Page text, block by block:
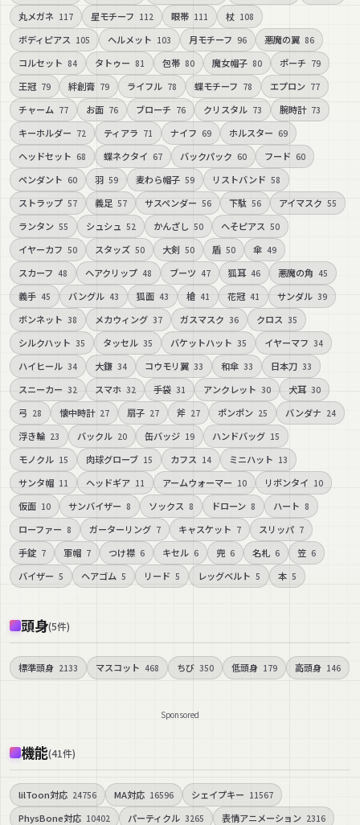
丸メガネ 117 星モチーフ 112 眼帯 111 杖 108
ボディピアス 105 ヘルメット 103 月モチーフ 96 悪魔の翼 86
コルセット 84 タトゥー 81 包帯 80 魔女帽子 80 ポーチ 79
王冠 79 絆創膏 79 ライフル 78 蝶モチーフ 78 エプロン 77
チャーム 77 お面 76 ブローチ 76 クリスタル 73 腕時計 73
キーホルダー 72 ティアラ 71 ナイフ 69 ホルスター 69
ヘッドセット 68 蝶ネクタイ 67 バックパック 60 フード 60
ペンダント 60 羽 59 麦わら帽子 59 リストバンド 58
ストラップ 57 義足 57 サスペンダー 56 下駄 56 アイマスク 55
ランタン 55 シュシュ 52 かんざし 50 へそピアス 50
イヤーカフ 50 スタッズ 50 大剣 50 盾 50 傘 49
スカーフ 48 ヘアクリップ 48 ブーツ 47 狐耳 46 悪魔の角 45
義手 45 バングル 43 狐面 43 槍 41 花冠 41 サンダル 39
ボンネット 38 メカウィング 37 ガスマスク 36 クロス 35
シルクハット 35 タッセル 35 バケットハット 35 イヤーマフ 34
ハイヒール 34 大鎌 34 コウモリ翼 33 和傘 33 日本刀 33
スニーカー 32 スマホ 32 手袋 31 アンクレット 30 犬耳 30
弓 28 懐中時計 27 扇子 27 斧 27 ポンポン 25 バンダナ 24
浮き輪 23 バックル 20 缶バッジ 19 ハンドバッグ 15
モノクル 15 肉球グローブ 15 カフス 14 ミニハット 13
サンタ帽 11 ヘッドギア 11 アームウォーマー 10 リボンタイ 10
仮面 10 サンバイザー 8 ソックス 8 ドローン 8 ハート 8
ローファー 8 ガーターリング 7 キャスケット 7 スリッパ 7
手錠 7 軍帽 7 つけ襟 6 キセル 6 兜 6 名札 6 笠 6
バイザー 5 ヘアゴム 5 リード 5 レッグベルト 5 本 5
頭身(5件)
標準頭身 2133 マスコット 468 ちび 350 低頭身 179 高頭身 146
Sponsored
機能(41件)
lilToon対応 24756 MA対応 16596 シェイプキー 11567
PhysBone対応 10402 パーティクル 3265 表情アニメーション 2316